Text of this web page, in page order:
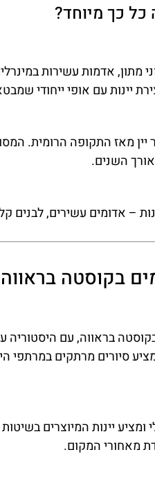
כל כך מיוחד?
מתון, אדמות עשירות
יינות עם אופי ייחודי
יין מאז התקופה הרומית.
השנים.
– אדומים עשירים,
בקוסטה בראווה
סיורים מרתקים במרתפי
יינות המיוצרים
מאחורי המקום.